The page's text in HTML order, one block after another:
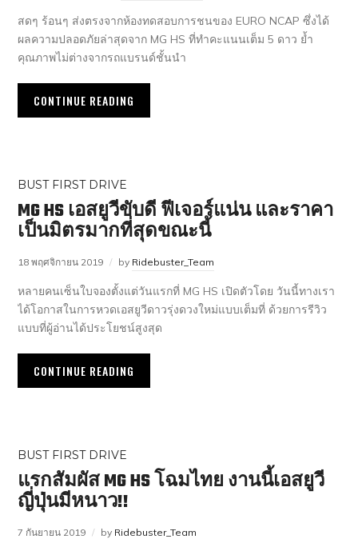
สดๆ ร้อนๆ ส่งตรงจากห้องทดสอบการชนของ EURO NCAP ซึ่งได้
ผลความปลอดภัยล่าสุดจาก MG HS ที่ทำคะแนนเต็ม 5 ดาว ย้ำ
คุณภาพไม่ต่างจากรถแบรนด์ชั้นนำ
CONTINUE READING
BUST FIRST DRIVE
MG HS เอสยูวีขับดี ฟีเจอร์แน่น และราคา
เป็นมิตรมากที่สุดขณะนี้
18 พฤศจิกายน 2019 by Ridebuster_Team
หลายคนเซ็นใบจองตั้งแต่วันแรกที่ MG HS เปิดตัวโดย วันนี้ทางเรา
ได้โอกาสในการหวดเอสยูวีดาวรุ่งดวงใหม่แบบเต็มที่ ด้วยการรีวิว
แบบที่ผู้อ่านได้ประโยชน์สูงสุด
CONTINUE READING
BUST FIRST DRIVE
แรกสัมผัส MG HS โฉมไทย งานนี้เอสยูวี
ญี่ปุ่นมีหนาว!!
7 กันยายน 2019 by Ridebuster_Team